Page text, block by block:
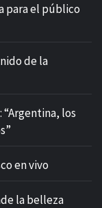
para el público
de la
“Argentina, los
en vivo
la belleza